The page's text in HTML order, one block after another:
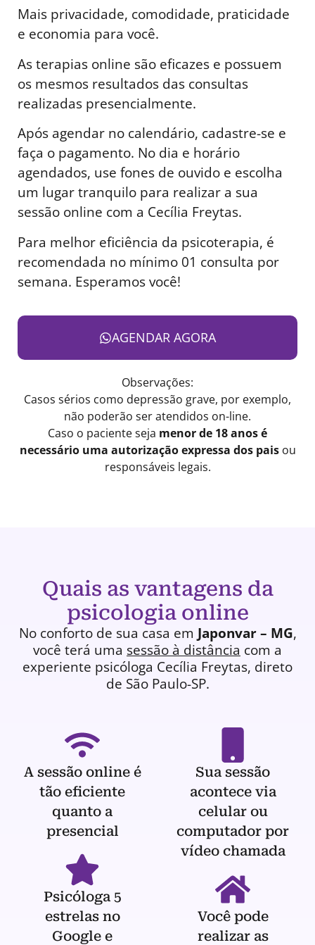
Mais privacidade, comodidade, praticidade
e economia para você.
As terapias online são eficazes e possuem
os mesmos resultados das consultas
realizadas presencialmente.
Após agendar no calendário, cadastre-se e
faça o pagamento. No dia e horário
agendados, use fones de ouvido e escolha
um lugar tranquilo para realizar a sua
sessão online com a Cecília Freytas.
Para melhor eficiência da psicoterapia, é
recomendada no mínimo 01 consulta por
semana. Esperamos você!
AGENDAR AGORA
Observações:
Casos sérios como depressão grave, por exemplo,
não poderão ser atendidos on-line.
Caso o paciente seja menor de 18 anos é
necessário uma autorização expressa dos paisou
responsáveis legais.
Quais as vantagens da
psicologia online
No conforto de sua casa em Japonvar – MG,
você terá uma sessão à distância com a
experiente psicóloga Cecília Freytas, direto
de São Paulo-SP.
A sessão online é
tão eficiente
quanto a
presencial
Psicóloga 5
estrelas no
Google e
Sua sessão
acontece via
celular ou
computador por
vídeo chamada
Você pode
realizar as